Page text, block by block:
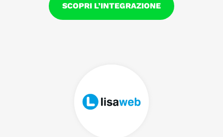
SCOPRI L’INTEGRAZIONE